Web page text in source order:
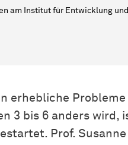
am Institut für Entwicklung
erhebliche Probleme
3 bis 6 anders wird,
Prof. Susanne